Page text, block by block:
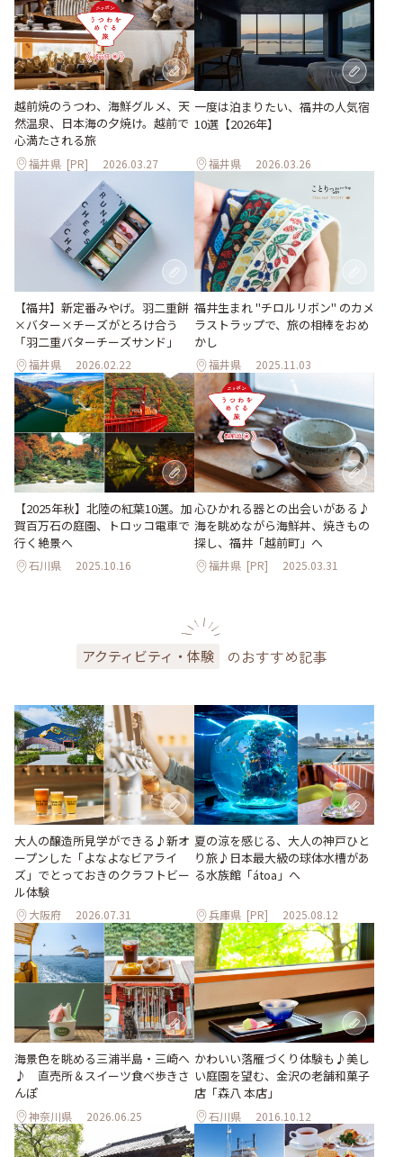
越前焼のうつわ、海鮮グルメ、天
然温泉、日本海の夕焼け。越前で
心満たされる旅
福井県 [PR] 2026.03.27
一度は泊まりたい、福井の人気宿
10選【2026年】
福井県 2026.03.26
【福井】新定番みやげ。羽二重餅
×バター×チーズがとろけ合う
「羽二重バターチーズサンド」
福井県 2026.02.22
福井生まれ "チロルリボン" のカメ
ラストラップで、旅の相棒をおめ
かし
福井県 2025.11.03
【2025年秋】北陸の紅葉10選。加
賀百万石の庭園、トロッコ電車で
行く絶景へ
石川県 2025.10.16
心ひかれる器との出会いがある♪
海を眺めながら海鮮丼、焼きもの
探し、福井「越前町」へ
福井県 [PR] 2025.03.31
アクティビティ・体験 のおすすめ記事
大人の醸造所見学ができる♪新オ
ープンした「よなよなビアライ
ズ」でとっておきのクラフトビー
ル体験
大阪府 2026.07.31
夏の涼を感じる、大人の神戸ひと
り旅♪日本最大級の球体水槽があ
る水族館「átoa」へ
兵庫県 [PR] 2025.08.12
海景色を眺める三浦半島・三崎へ
♪ 直売所＆スイーツ食べ歩きさ
んぽ
神奈川県 2026.06.25
かわいい落雁づくり体験も♪美し
い庭園を望む、金沢の老舗和菓子
店「森八 本店」
石川県 2016.10.12